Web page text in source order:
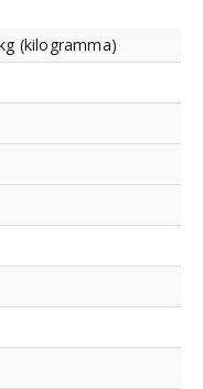
(kilogramma)